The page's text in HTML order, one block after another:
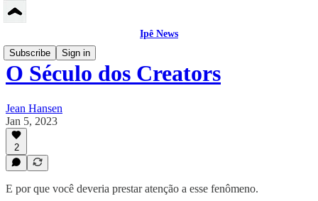
Ipê News
Subscribe
Sign in
O Século dos Creators
Jean Hansen
Jan 5, 2023
2
E por que você deveria prestar atenção a esse fenômeno.